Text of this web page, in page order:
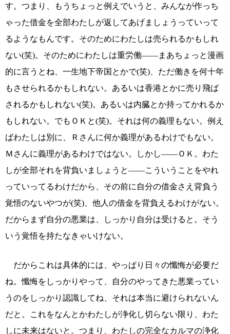
す。つまり、もうちょっと例えでいうと、みんなが作っち
ゃった借金を全部わたしが返してあげましょうっていって
るようなもんです。そのためにわたしは売られるかもしれ
ない(笑)。そのためにわたしは重労働――まあちょっと漫画
的に言うとね、一生地下帝国とかで(笑)、ただ働きを何十年
もさせられるかもしれない。あるいは香港とかに売り飛ば
されるかもしれない(笑)。あるいは内臓とか持ってかれるか
もしれない。でもＯＫと(笑)。それは何の義理もない。例え
ばわたしは別に、Ｒさんに何か義理があるわけでもない。
Ｍさんに義理があるわけではない。しかし――ＯＫ。わた
しが全部それを背負いましょうと――こういうことをやれ
っていってるわけだから、その前に自分の借金さえ背負う
覚悟のないやつが(笑)、他人の借金を背負えるわけがない。
だからまず自分の悪業は、しっかり自分は受けると。そう
いう覚悟を持たなきゃいけない。
だからこれは具体的には、やっぱり日々の懺悔が必要だ
ね。懺悔をしっかりやって、自分のやってきた悪業ってい
うのをしっかり認識してね、それは本当に避けられないん
だと。これをなんとかわたしが浄化し切らない限り、わた
しに未来はないと。つまり、わたしの完全なカルマの浄化